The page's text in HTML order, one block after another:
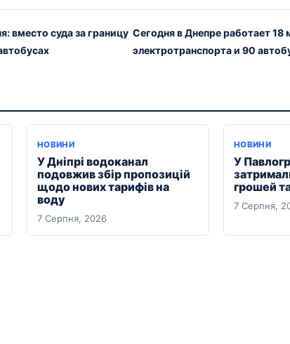
вместо суда за границу Сегодня в Днепре работает
электротранспорта и 90
НОВИНИ
У Дніпрі водоканал
подовжив збір пропозицій
щодо нових тарифів на
воду
7 Серпня, 2026
НОВИНИ
У
грошей
7 Серпня,